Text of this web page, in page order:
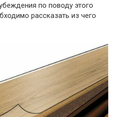
по поводу этого
рассказать из чего